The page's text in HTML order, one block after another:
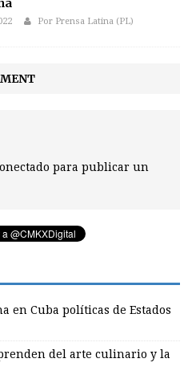
Por Prensa Latina (PL)
para publicar un
en Cuba políticas de Estados
del arte culinario y la